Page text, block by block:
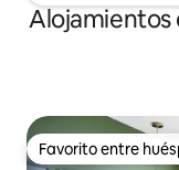
Alojamientos
Favorito entre
Favorito entre